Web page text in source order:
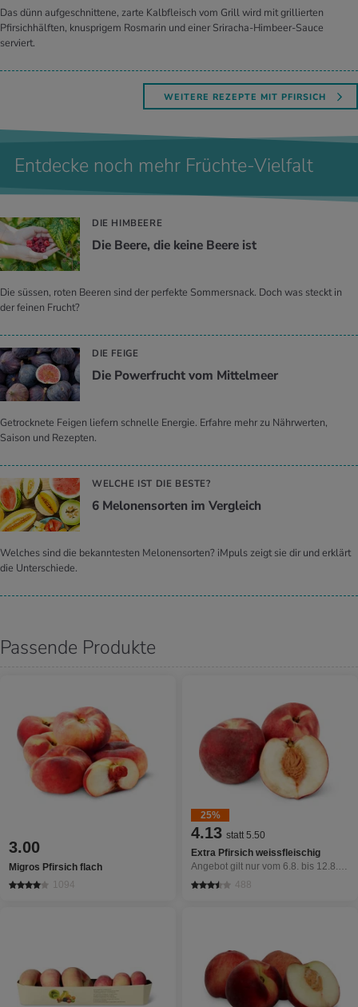
Das dünn aufgeschnittene, zarte Kalbfleisch vom Grill wird mit grillierten
Pfirsichhälften, knusprigem Rosmarin und einer Sriracha-Himbeer-Sauce
serviert.
WEITERE REZEPTE MIT PFIRSICH
Entdecke noch mehr Früchte-Vielfalt
DIE HIMBEERE
Die Beere, die keine Beere ist
Die süssen, roten Beeren sind der perfekte Sommersnack. Doch was steckt in
der feinen Frucht?
DIE FEIGE
Die Power­frucht vom Mit­tel­meer
Getrocknete Feigen liefern schnelle Energie. Erfahre mehr zu Nährwerten,
Saison und Rezepten.
WELCHE IST DIE BESTE?
6 Me­lo­nen­sor­ten im Ver­gleich
Welches sind die bekanntesten Melonensorten? iMpuls zeigt sie dir und erklärt
die Unterschiede.
Passende Produkte
3.00
Migros Pfirsich flach
1094
25%
4.13 statt 5.50
Extra Pfirsich weissfleischig
Angebot gilt nur vom 6.8. bis 12.8.2026, solange Vorrat.
488